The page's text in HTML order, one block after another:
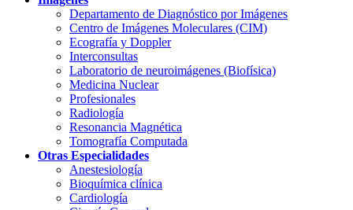
Departamento de Diagnóstico por Imágenes
Centro de Imágenes Moleculares (CIM)
Ecografía y Doppler
Interconsultas
Laboratorio de neuroimágenes (Biofísica)
Medicina Nuclear
Profesionales
Radiología
Resonancia Magnética
Tomografía Computada
Otras Especialidades
Anestesiología
Bioquímica clínica
Cardiología